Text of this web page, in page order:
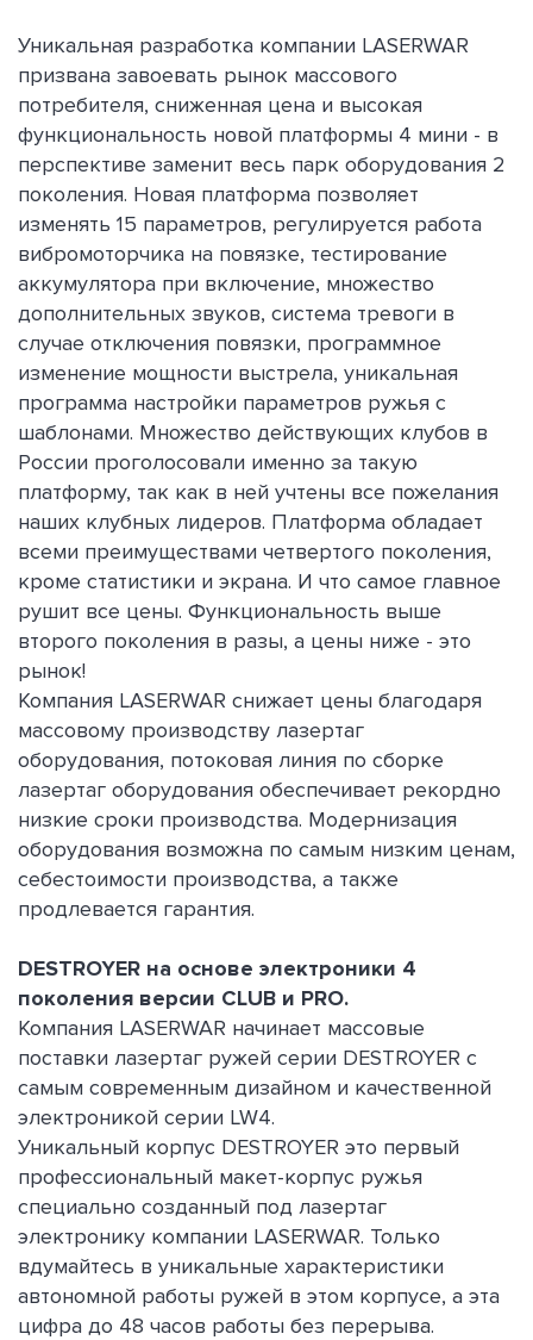
Уникальная разработка компании LASERWAR
призвана завоевать рынок массового
потребителя, сниженная цена и высокая
функциональность новой платформы 4 мини - в
перспективе заменит весь парк оборудования 2
поколения. Новая платформа позволяет
изменять 15 параметров, регулируется работа
вибромоторчика на повязке, тестирование
аккумулятора при включение, множество
дополнительных звуков, система тревоги в
случае отключения повязки, программное
изменение мощности выстрела, уникальная
программа настройки параметров ружья с
шаблонами. Множество действующих клубов в
России проголосовали именно за такую
платформу, так как в ней учтены все пожелания
наших клубных лидеров. Платформа обладает
всеми преимуществами четвертого поколения,
кроме статистики и экрана. И что самое главное
рушит все цены. Функциональность выше
второго поколения в разы, а цены ниже - это
рынок!
Компания LASERWAR снижает цены благодаря
массовому производству лазертаг
оборудования, потоковая линия по сборке
лазертаг оборудования обеспечивает рекордно
низкие сроки производства. Модернизация
оборудования возможна по самым низким ценам,
себестоимости производства, а также
продлевается гарантия.
DESTROYER на основе электроники 4
поколения версии CLUB и PRO.
Компания LASERWAR начинает массовые
поставки лазертаг ружей серии DESTROYER с
самым современным дизайном и качественной
электроникой серии LW4.
Уникальный корпус DESTROYER это первый
профессиональный макет-корпус ружья
специально созданный под лазертаг
электронику компании LASERWAR. Только
вдумайтесь в уникальные характеристики
автономной работы ружей в этом корпусе, а эта
цифра до 48 часов работы без перерыва.